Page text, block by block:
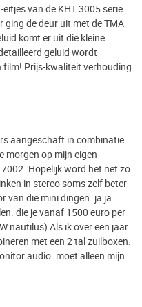
van de KHT 3005 serie
de deur uit met de TMA
komt er uit die kleine
geluid wordt
Prijs-kwaliteit verhouding
aangeschaft in combinatie
morgen op mijn eigen
Hopelijk word het net zo
in stereo soms zelf beter
van die mini dingen. ja ja
die je vanaf 1500 euro per
nautilus) Als ik over een jaar
met een 2 tal zuilboxen.
audio. moet alleen mijn